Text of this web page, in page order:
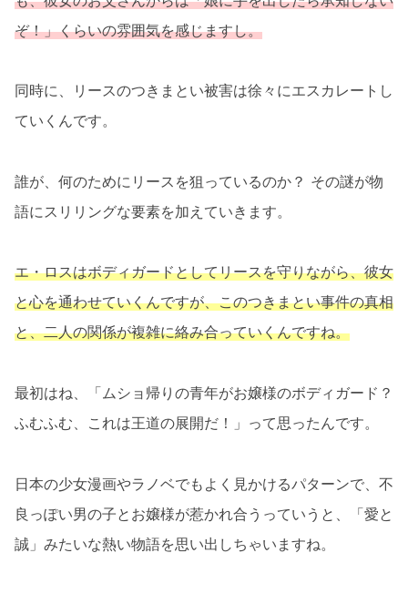
ぞ！」くらいの雰囲気を感じますし。
同時に、リースのつきまとい被害は徐々にエスカレートし
ていくんです。
誰が、何のためにリースを狙っているのか？ その謎が物
語にスリリングな要素を加えていきます。
エ・ロスはボディガードとしてリースを守りながら、彼女
と心を通わせていくんですが、このつきまとい事件の真相
と、二人の関係が複雑に絡み合っていくんですね。
最初はね、「ムショ帰りの青年がお嬢様のボディガード？
ふむふむ、これは王道の展開だ！」って思ったんです。
日本の少女漫画やラノベでもよく見かけるパターンで、不
良っぽい男の子とお嬢様が惹かれ合うっていうと、「愛と
誠」みたいな熱い物語を思い出しちゃいますね。